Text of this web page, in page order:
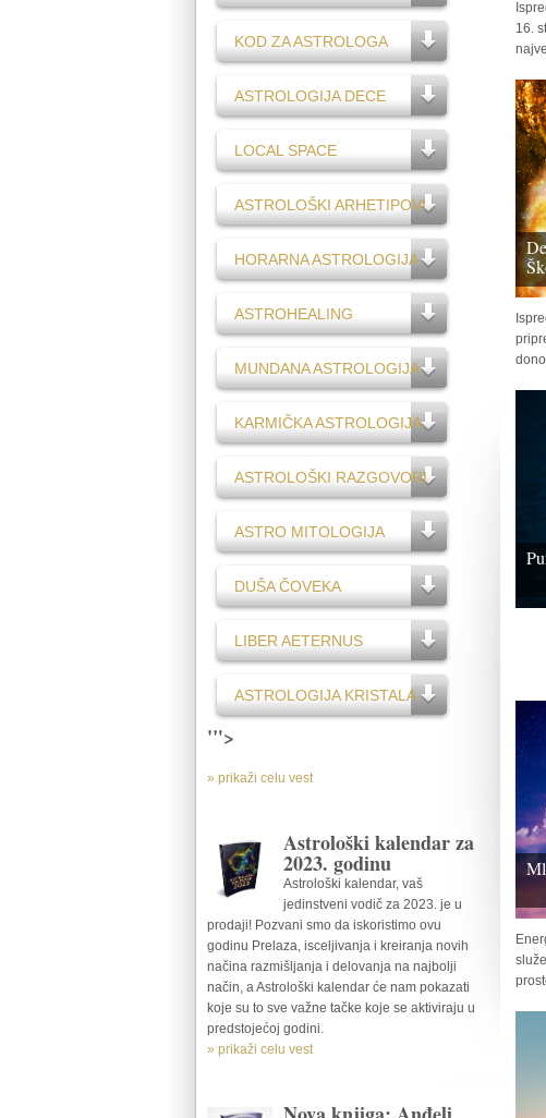
KOD ZA ASTROLOGA
ASTROLOGIJA DECE
LOCAL SPACE
ASTROLOŠKI ARHETIPOVI
HORARNA ASTROLOGIJA
ASTROHEALING
MUNDANA ASTROLOGIJA
KARMIČKA ASTROLOGIJA
ASTROLOŠKI RAZGOVORI
ASTRO MITOLOGIJA
DUŠA ČOVEKA
LIBER AETERNUS
ASTROLOGIJA KRISTALA
'">
» prikaži celu vest
Astrološki kalendar za
2023. godinu
Astrološki kalendar, vaš
jedinstveni vodič za 2023. je u
prodaji! Pozvani smo da iskoristimo ovu
godinu Prelaza, isceljivanja i kreiranja novih
načina razmišljanja i delovanja na najbolji
način, a Astrološki kalendar će nam pokazati
koje su to sve važne tačke koje se aktiviraju u
predstojećoj godini.
» prikaži celu vest
16.